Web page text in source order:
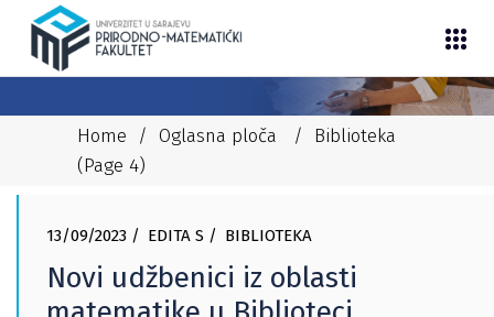
Home / Oglasna ploča / Biblioteka
(Page 4)
13/09/2023 EDITA S BIBLIOTEKA
Novi udžbenici iz oblasti